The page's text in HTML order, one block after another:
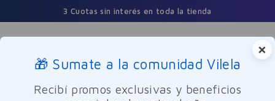
3 Cuotas sin interés en toda la tienda
Buscar
×
🎁 Sumate a la comunidad Vilela
Recibí promos exclusivas y beneficios